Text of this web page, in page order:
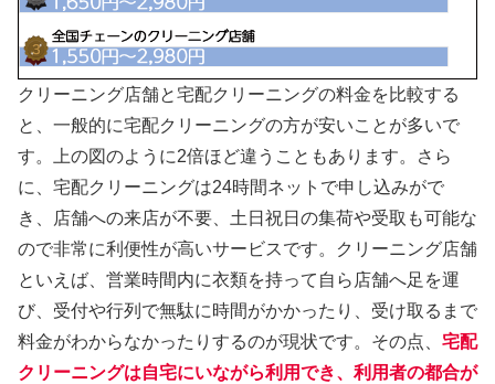
クリーニング店舗と宅配クリーニングの料金を比較する
と、一般的に宅配クリーニングの方が安いことが多いで
す。上の図のように2倍ほど違うこともあります。さら
に、宅配クリーニングは24時間ネットで申し込みがで
き、店舗への来店が不要、土日祝日の集荷や受取も可能な
ので非常に利便性が高いサービスです。クリーニング店舗
といえば、営業時間内に衣類を持って自ら店舗へ足を運
び、受付や行列で無駄に時間がかかったり、受け取るまで
料金がわからなかったりするのが現状です。その点、 宅配
クリーニングは自宅にいながら利用でき、利用者の都合が